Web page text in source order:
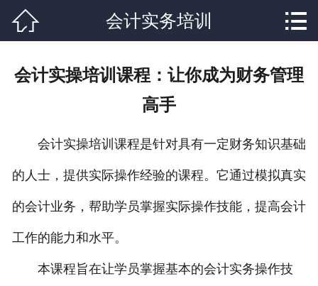
联系我们
 会计实务培训 
会计实操培训课程：让你成为财务管理
高手
会计实操培训课程是针对具有一定财务知识基础
的人士，提供实际操作经验的课程。它通过模拟真实
的会计业务，帮助学员掌握实际操作技能，提高会计
工作的能力和水平。
本课程旨在让学员掌握基本的会计实务操作技